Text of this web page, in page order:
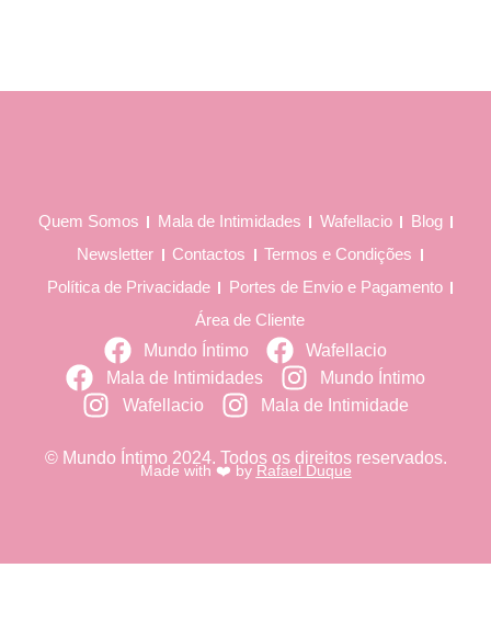
Quem Somos Mala de Intimidades Wafellacio
Blog
Newsletter
Contactos
Termos e Condições
Política de Privacidade
Portes de Envio e Pagamento
Área de Cliente
Mundo Íntimo
Wafellacio
Mala de Intimidades
Mundo Íntimo
Wafellacio
Mala de Intimidade
© Mundo Íntimo 2024. Todos os direitos reservados.
Made with ❤️ by Rafael Duque